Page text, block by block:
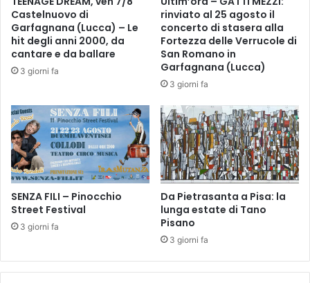
t
e
l
l
o
n
n
a
d
i
F
u
c
e
N
a
i
l
s
c
e
Castelnuovo di
Garfagnana (Lucca) – Le
hit degli anni 2000, da
cantare e da ballare
3 giorni fa
rinviato al 25 agosto il
concerto di stasera alla
Fortezza delle Verrucole di
San Romano in
Garfagnana (Lucca)
3 giorni fa
SENZA FILI – Pinocchio
Street Festival
3 giorni fa
Da Pietrasanta a Pisa: la
lunga estate di Tano
Pisano
3 giorni fa